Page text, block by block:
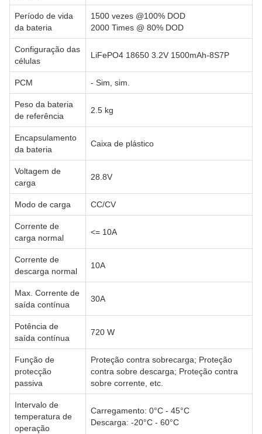
Período de vida
da bateria
1500 vezes @100% DOD
2000 Times @ 80% DOD
Configuração das
células
LiFePO4 18650 3.2V 1500mAh-8S7P
PCM - Sim, sim.
Peso da bateria
de referência
2.5 kg
Encapsulamento
da bateria
Caixa de plástico
Voltagem de
carga
28.8V
Modo de carga CC/CV
Corrente de
carga normal
<= 10A
Corrente de
descarga normal
10A
Max. Corrente de
saída contínua
30A
Potência de
saída contínua
720 W
Função de
protecção
passiva
Proteção contra sobrecarga; Proteção
contra sobre descarga; Proteção contra
sobre corrente, etc.
Intervalo de
temperatura de
operação
Carregamento: 0°C - 45°C
Descarga: -20°C - 60°C